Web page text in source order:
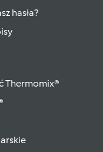
hasła?
Thermomix®